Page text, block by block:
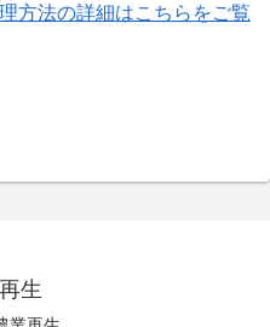
方法の詳細はこちらをご覧
再生